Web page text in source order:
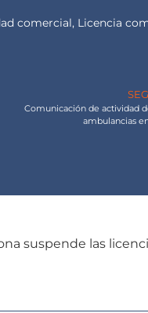
comercial, Licencia
Comunicación de actividad
ambulancias
suspende las